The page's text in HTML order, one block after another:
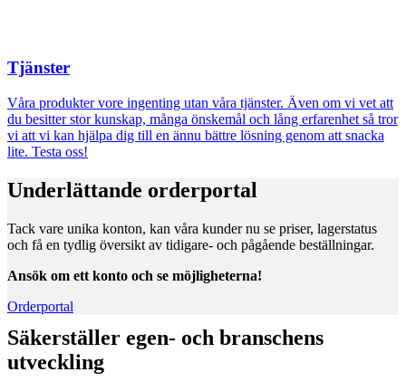
Tjänster
Våra produkter vore ingenting utan våra tjänster. Även om vi vet att
du besitter stor kunskap, många önskemål och lång erfarenhet så tror
vi att vi kan hjälpa dig till en ännu bättre lösning genom att snacka
lite. Testa oss!
Underlättande orderportal
Tack vare unika konton, kan våra kunder nu se priser, lagerstatus
och få en tydlig översikt av tidigare- och pågående beställningar.
Ansök om ett konto och se möjligheterna!
Orderportal
Säkerställer egen- och branschens
utveckling